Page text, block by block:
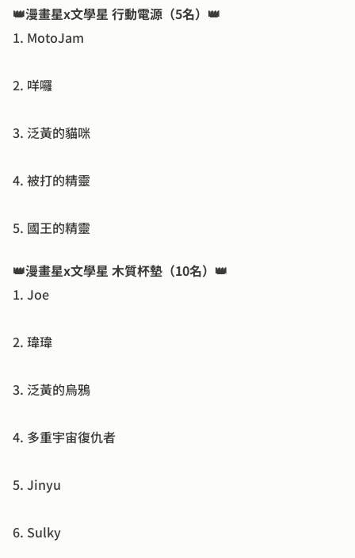
👑漫畫星x文學星 行動電源（5名）👑
1. MotoJam
2. 咩囉
3. 泛黃的貓咪
4. 被打的精靈
5. 國王的精靈
👑漫畫星x文學星 木質杯墊（10名）👑
1. Joe
2. 瑋瑋
3. 泛黃的烏鴉
4. 多重宇宙復仇者
5. Jinyu
6. Sulky